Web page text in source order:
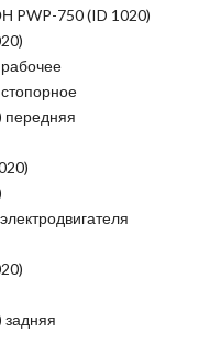
PWP-750 (ID 1020)
передняя